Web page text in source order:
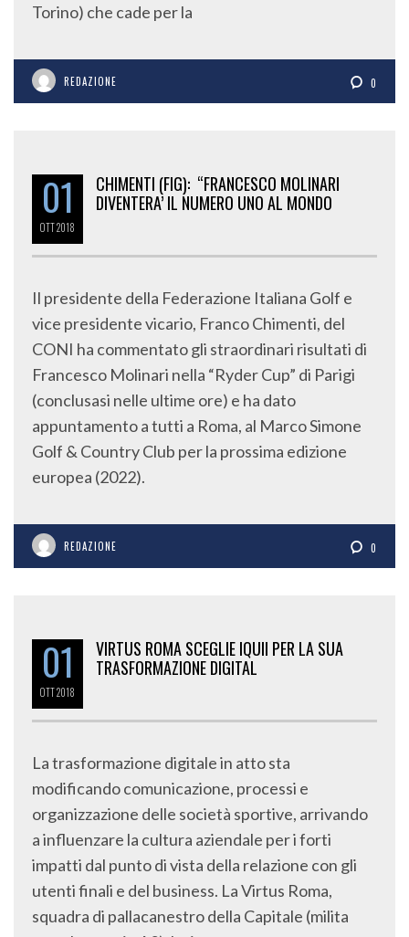
Torino) che cade per la
REDAZIONE 0
01
OTT2018
CHIMENTI (FIG): “FRANCESCO MOLINARI
DIVENTERA’ IL NUMERO UNO AL MONDO
Il presidente della Federazione Italiana Golf e
vice presidente vicario, Franco Chimenti, del
CONI ha commentato gli straordinari risultati di
Francesco Molinari nella “Ryder Cup” di Parigi
(conclusasi nelle ultime ore) e ha dato
appuntamento a tutti a Roma, al Marco Simone
Golf & Country Club per la prossima edizione
europea (2022).
REDAZIONE 0
01
OTT2018
VIRTUS ROMA SCEGLIE IQUII PER LA SUA
TRASFORMAZIONE DIGITAL
La trasformazione digitale in atto sta
modificando comunicazione, processi e
organizzazione delle società sportive, arrivando
a influenzare la cultura aziendale per i forti
impatti dal punto di vista della relazione con gli
utenti finali e del business. La Virtus Roma,
squadra di pallacanestro della Capitale (milita